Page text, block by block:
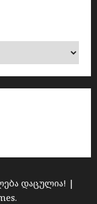
დაცულია! |